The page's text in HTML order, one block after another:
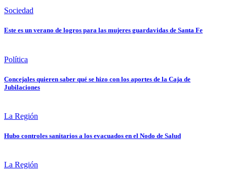
Sociedad
Este es un verano de logros para las mujeres guardavidas de Santa Fe
Política
Concejales quieren saber qué se hizo con los aportes de la Caja de
Jubilaciones
La Región
Hubo controles sanitarios a los evacuados en el Nodo de Salud
La Región